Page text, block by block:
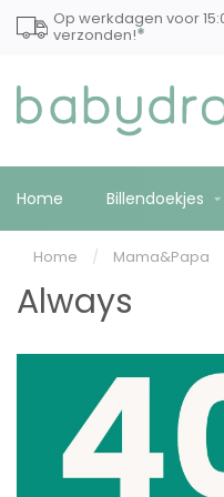
Op werkdagen voor
verzonden!*
Home Billendoekjes
Home / Mama&Papa
Always